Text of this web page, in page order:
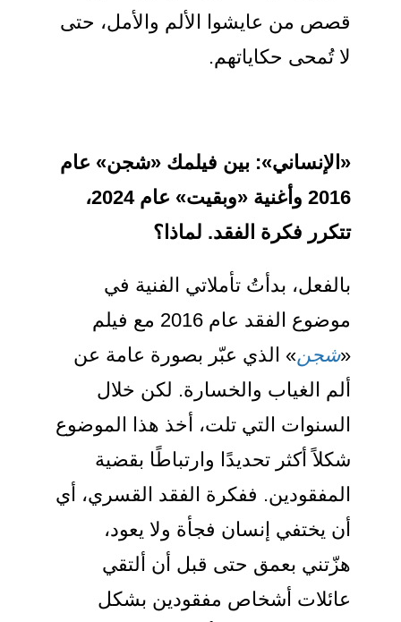
قصص من عايشوا الألم والأمل، حتى
لا تُمحى حكاياتهم.
«الإنساني»: بين فيلمك «شجن» عام
2016 وأغنية «وبقيت»
عام 2024،
تتكرر فكرة الفقد. لماذا؟
بالفعل، بدأتُ تأملاتي الفنية في
موضوع الفقد عام 2016 مع فيلم
«شجن» الذي عبّر بصورة عامة عن
ألم الغياب والخسارة. لكن خلال
السنوات التي تلت، أخذ هذا الموضوع
شكلاً أكثر تحديدًا وارتباطًا بقضية
المفقودين. ففكرة الفقد القسري، أي
أن يختفي إنسان فجأة ولا يعود،
هزّتني بعمق حتى قبل أن ألتقي
عائلات أشخاص مفقودين بشكل